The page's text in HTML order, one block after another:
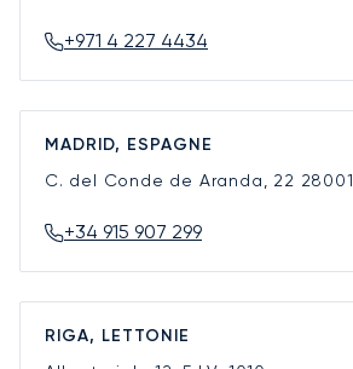
+971 4 227 4434
MADRID, ESPAGNE
C. del Conde de Aranda, 22 28001
+34 915 907 299
RIGA, LETTONIE